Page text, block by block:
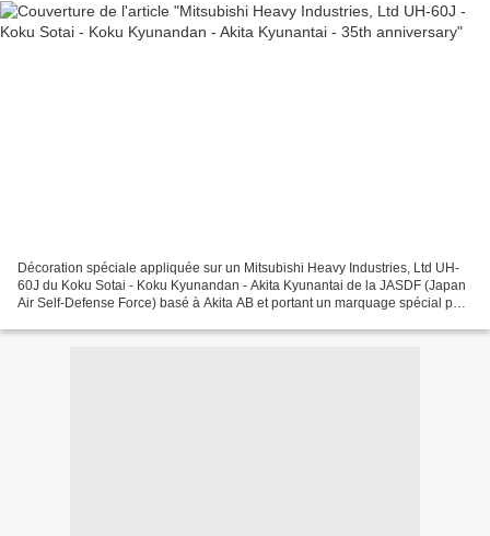
Décoration spéciale appliquée sur un Mitsubishi Heavy Industries, Ltd UH-
60J du Koku Sotai - Koku Kyunandan - Akita Kyunantai de la JASDF (Japan
Air Self-Defense Force) basé à Akita AB et portant un marquage spécial pour